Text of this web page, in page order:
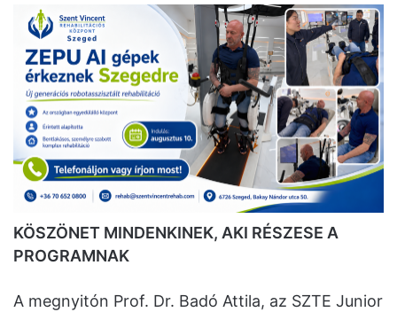
KÖSZÖNET MINDENKINEK, AKI RÉSZESE A
PROGRAMNAK
A megnyitón Prof. Dr. Badó Attila, az SZTE Junior